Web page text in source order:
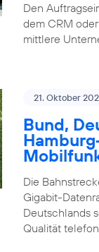
Den
dem CRM
mittlere
21. Oktober
Bund,
Die
Gigabit-
Deutschlands
Qualität